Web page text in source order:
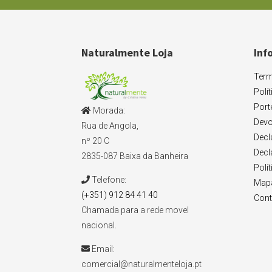
Naturalmente Loja
Morada:
Rua de Angola,
nº 20 C
2835-087 Baixa da Banheira
Telefone:
(+351) 912 84 41 40
Chamada para a rede movel
nacional.
Email:
comercial@naturalmenteloja.pt